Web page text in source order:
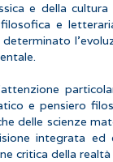
e della
e
e pensiero
delle scienze
integrata ed
critica della